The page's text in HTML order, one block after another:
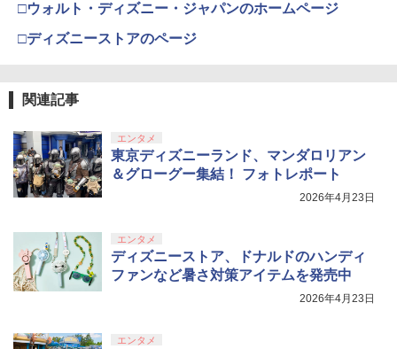
□ウォルト・ディズニー・ジャパンのホームページ
□ディズニーストアのページ
関連記事
エンタメ
東京ディズニーランド、マンダロリアン
＆グローグー集結！ フォトレポート
2026年4月23日
エンタメ
ディズニーストア、ドナルドのハンディ
ファンなど暑さ対策アイテムを発売中
2026年4月23日
エンタメ